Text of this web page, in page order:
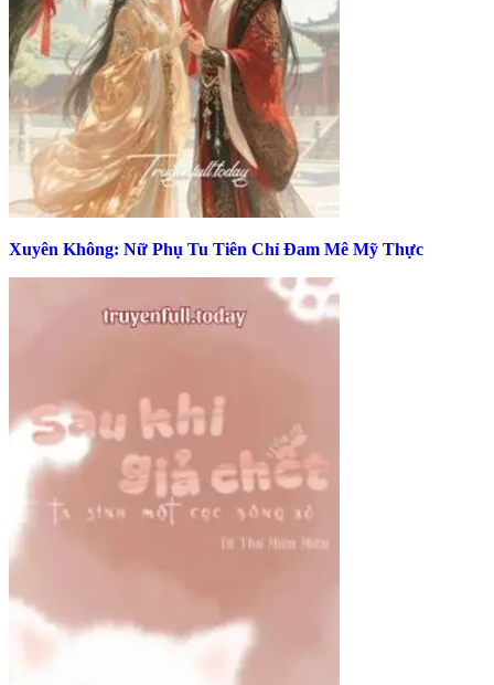
Xuyên Không: Nữ Phụ Tu Tiên Chỉ Đam Mê Mỹ Thực